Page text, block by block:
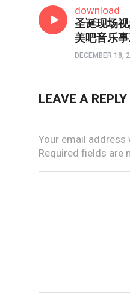
download
圣诞现场
美吧音乐
DECEMBER 18,
LEAVE A REPLY
Your email address
Required fields are